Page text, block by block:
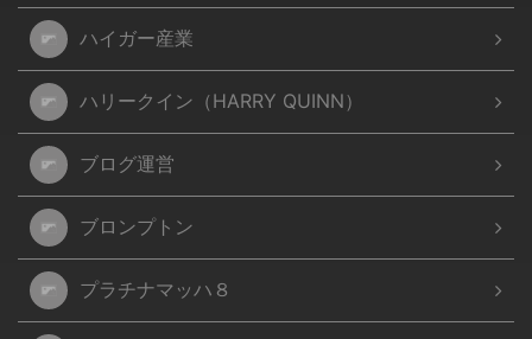
ハイガー産業
ハリークイン（HARRY QUINN）
ブログ運営
ブロンプトン
プラチナマッハ８